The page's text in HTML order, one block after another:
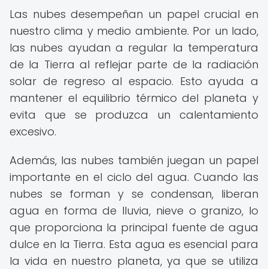
Las nubes desempeñan un papel crucial en
nuestro clima y medio ambiente. Por un lado,
las nubes ayudan a regular la temperatura
de la Tierra al reflejar parte de la radiación
solar de regreso al espacio. Esto ayuda a
mantener el equilibrio térmico del planeta y
evita que se produzca un calentamiento
excesivo.
Además, las nubes también juegan un papel
importante en el ciclo del agua. Cuando las
nubes se forman y se condensan, liberan
agua en forma de lluvia, nieve o granizo, lo
que proporciona la principal fuente de agua
dulce en la Tierra. Esta agua es esencial para
la vida en nuestro planeta, ya que se utiliza